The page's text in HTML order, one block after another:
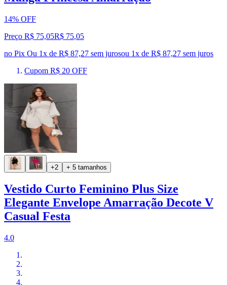
14% OFF
Preço R$ 75,05R$ 75,05
no Pix Ou 1x de R$ 87,27 sem jurosou 1x de R$ 87,27 sem juros
Cupom R$ 20 OFF
+2 + 5 tamanhos
Vestido Curto Feminino Plus Size
Elegante Envelope Amarração Decote V
Casual Festa
4.0